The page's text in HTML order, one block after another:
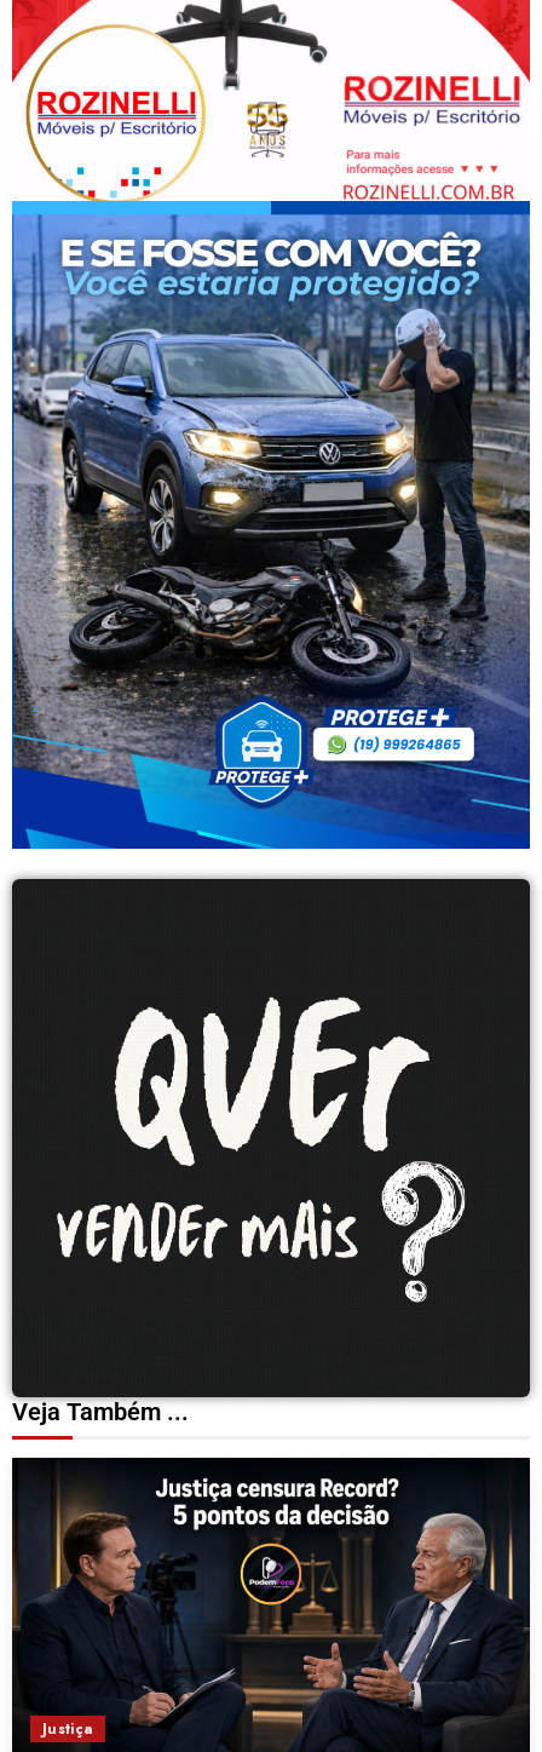
Veja Também ...
Justiça